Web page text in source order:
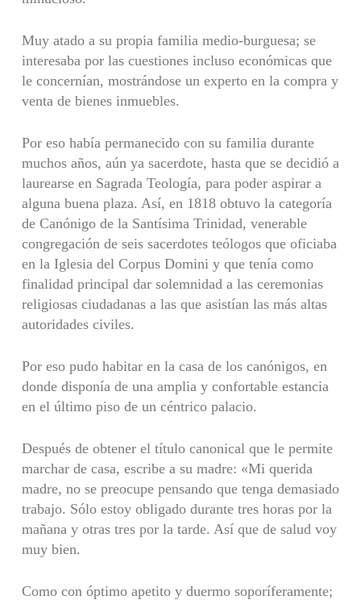
Muy atado a su propia familia medio-burguesa; se
interesaba por las cuestiones incluso económicas que
le concernían, mostrándose un experto en la compra y
venta de bienes inmuebles.
Por eso había permanecido con su familia durante
muchos años, aún ya sacerdote, hasta que se decidió a
laurearse en Sagrada Teología, para poder aspirar a
alguna buena plaza. Así, en 1818 obtuvo la catego­ría
de Canónigo de la Santísima Trinidad, venerable
congregación de seis sacerdotes teólogos que oficiaba
en la Iglesia del Corpus Domini y que tenía como
finalidad principal dar solemnidad a las ceremonias
religiosas ciudadanas a las que asistían las más altas
autoridades civiles.
Por eso pudo habitar en la casa de los canónigos, en
donde disponía de una amplia y confortable estancia
en el último piso de un céntrico palacio.
Después de obtener el título canonical que le permite
marchar de casa, escribe a su madre: «Mi querida
madre, no se preocupe pensando que tenga demasiado
trabajo. Sólo estoy obligado durante tres horas por la
mañana y otras tres por la tarde. Así que de salud voy
muy bien.
Como con óptimo apetito y duermo soporíferamente;